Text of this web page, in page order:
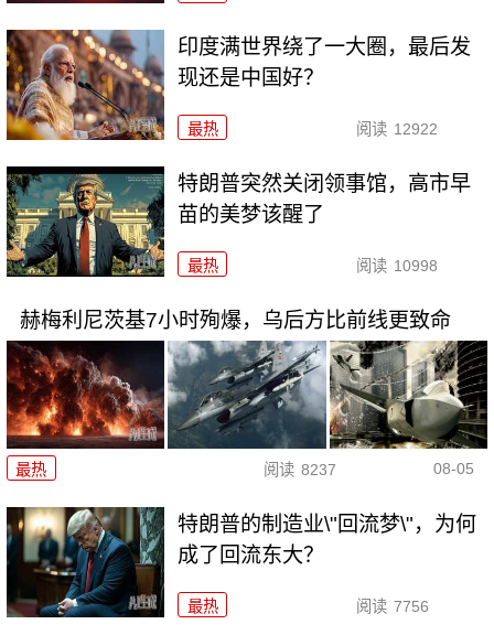
印度满世界绕了一大圈，最后发
现还是中国好？
最热 阅读 12922
特朗普突然关闭领事馆，高市早
苗的美梦该醒了
最热 阅读 10998
赫梅利尼茨基7小时殉爆，乌后方比前线更致命
最热 阅读 8237 08-05
特朗普的制造业\"回流梦\"，为何
成了回流东大？
最热 阅读 7756